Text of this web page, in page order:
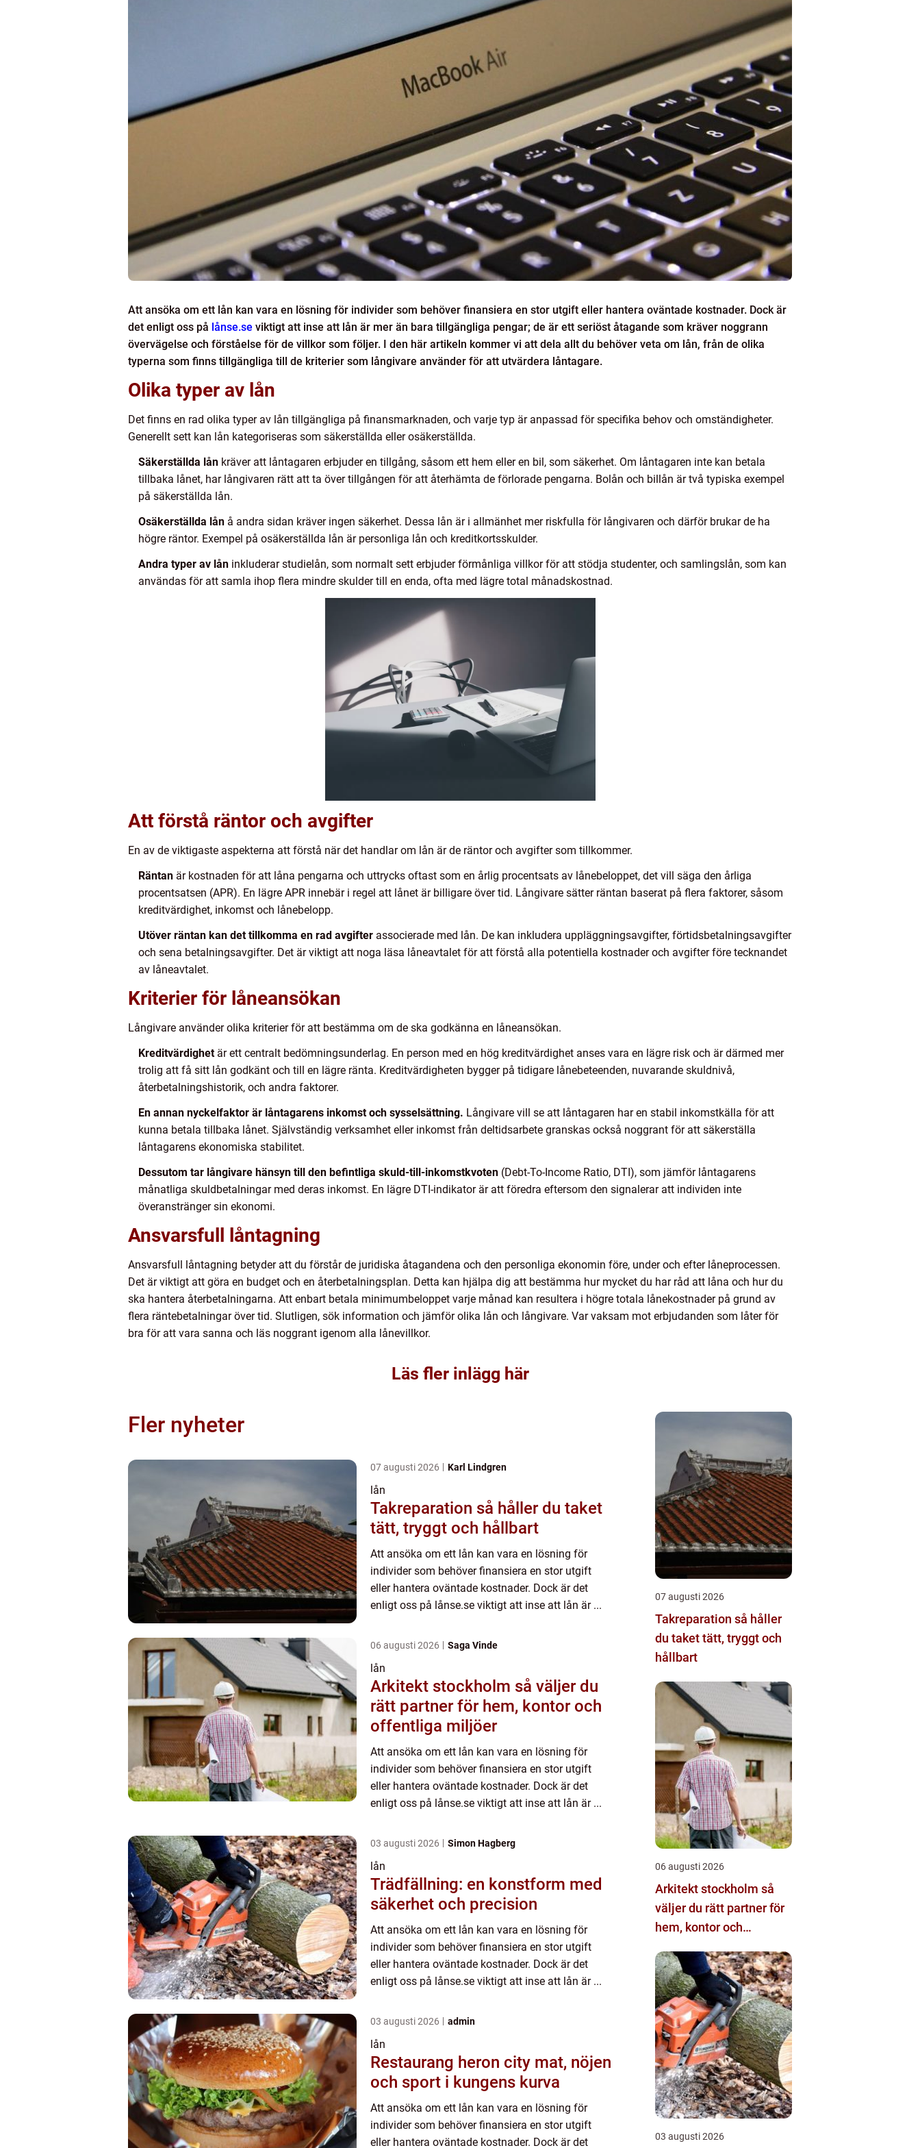
Att ansöka om ett lån kan vara en lösning för individer som behöver finansiera en stor utgift eller hantera oväntade kostnader. Dock är
det enligt oss på lånse.se viktigt att inse att lån är mer än bara tillgängliga pengar; de är ett seriöst åtagande som kräver noggrann
övervägelse och förståelse för de villkor som följer. I den här artikeln kommer vi att dela allt du behöver veta om lån, från de olika
typerna som finns tillgängliga till de kriterier som långivare använder för att utvärdera låntagare.
Olika typer av lån
Det finns en rad olika typer av lån tillgängliga på finansmarknaden, och varje typ är anpassad för specifika behov och omständigheter.
Generellt sett kan lån kategoriseras som säkerställda eller osäkerställda.
Säkerställda lån kräver att låntagaren erbjuder en tillgång, såsom ett hem eller en bil, som säkerhet. Om låntagaren inte kan betala
tillbaka lånet, har långivaren rätt att ta över tillgången för att återhämta de förlorade pengarna. Bolån och billån är två typiska exempel
på säkerställda lån.
Osäkerställda lån å andra sidan kräver ingen säkerhet. Dessa lån är i allmänhet mer riskfulla för långivaren och därför brukar de ha
högre räntor. Exempel på osäkerställda lån är personliga lån och kreditkortsskulder.
Andra typer av lån inkluderar studielån, som normalt sett erbjuder förmånliga villkor för att stödja studenter, och samlingslån, som kan
användas för att samla ihop flera mindre skulder till en enda, ofta med lägre total månadskostnad.
Att förstå räntor och avgifter
En av de viktigaste aspekterna att förstå när det handlar om lån är de räntor och avgifter som tillkommer.
Räntan är kostnaden för att låna pengarna och uttrycks oftast som en årlig procentsats av lånebeloppet, det vill säga den årliga
procentsatsen (APR). En lägre APR innebär i regel att lånet är billigare över tid. Långivare sätter räntan baserat på flera faktorer, såsom
kreditvärdighet, inkomst och lånebelopp.
Utöver räntan kan det tillkomma en rad avgifter associerade med lån. De kan inkludera uppläggningsavgifter, förtidsbetalningsavgifter
och sena betalningsavgifter. Det är viktigt att noga läsa låneavtalet för att förstå alla potentiella kostnader och avgifter före tecknandet
av låneavtalet.
Kriterier för låneansökan
Långivare använder olika kriterier för att bestämma om de ska godkänna en låneansökan.
Kreditvärdighetär ett centralt bedömningsunderlag. En person med en hög kreditvärdighet anses vara en lägre risk och är därmed mer
trolig att få sitt lån godkänt och till en lägre ränta. Kreditvärdigheten bygger på tidigare lånebeteenden, nuvarande skuldnivå,
återbetalningshistorik, och andra faktorer.
En annan nyckelfaktor är låntagarens inkomst och sysselsättning. Långivare vill se att låntagaren har en stabil inkomstkälla för att
kunna betala tillbaka lånet. Självständig verksamhet eller inkomst från deltidsarbete granskas också noggrant för att säkerställa
låntagarens ekonomiska stabilitet.
Dessutom tar långivare hänsyn till den befintliga skuld-till-inkomstkvoten (Debt-To-Income Ratio, DTI), som jämför låntagarens
månatliga skuldbetalningar med deras inkomst. En lägre DTI-indikator är att föredra eftersom den signalerar att individen inte
överanstränger sin ekonomi.
Ansvarsfull låntagning
Ansvarsfull låntagning betyder att du förstår de juridiska åtagandena och den personliga ekonomin före, under och efter låneprocessen.
Det är viktigt att göra en budget och en återbetalningsplan. Detta kan hjälpa dig att bestämma hur mycket du har råd att låna och hur du
ska hantera återbetalningarna. Att enbart betala minimumbeloppet varje månad kan resultera i högre totala lånekostnader på grund av
flera räntebetalningar över tid. Slutligen, sök information och jämför olika lån och långivare. Var vaksam mot erbjudanden som låter för
bra för att vara sanna och läs noggrant igenom alla lånevillkor.
Läs fler inlägg här
Fler nyheter
07 augusti 2026 Karl Lindgren
lån
Takreparation så håller du taket
tätt, tryggt och hållbart
Att ansöka om ett lån kan vara en lösning för
individer som behöver finansiera en stor utgift
eller hantera oväntade kostnader. Dock är det
enligt oss på lånse.se viktigt att inse att lån är ...
06 augusti 2026 Saga Vinde
lån
Arkitekt stockholm så väljer du
rätt partner för hem, kontor och
offentliga miljöer
Att ansöka om ett lån kan vara en lösning för
individer som behöver finansiera en stor utgift
eller hantera oväntade kostnader. Dock är det
enligt oss på lånse.se viktigt att inse att lån är ...
03 augusti 2026 Simon Hagberg
lån
Trädfällning: en konstform med
säkerhet och precision
Att ansöka om ett lån kan vara en lösning för
individer som behöver finansiera en stor utgift
eller hantera oväntade kostnader. Dock är det
enligt oss på lånse.se viktigt att inse att lån är ...
03 augusti 2026 admin
lån
Restaurang heron city mat, nöjen
och sport i kungens kurva
Att ansöka om ett lån kan vara en lösning för
individer som behöver finansiera en stor utgift
eller hantera oväntade kostnader. Dock är det
07 augusti 2026
Takreparation så håller
du taket tätt, tryggt och
hållbart
06 augusti 2026
Arkitekt stockholm så
väljer du rätt partner för
hem, kontor och
03 augusti 2026